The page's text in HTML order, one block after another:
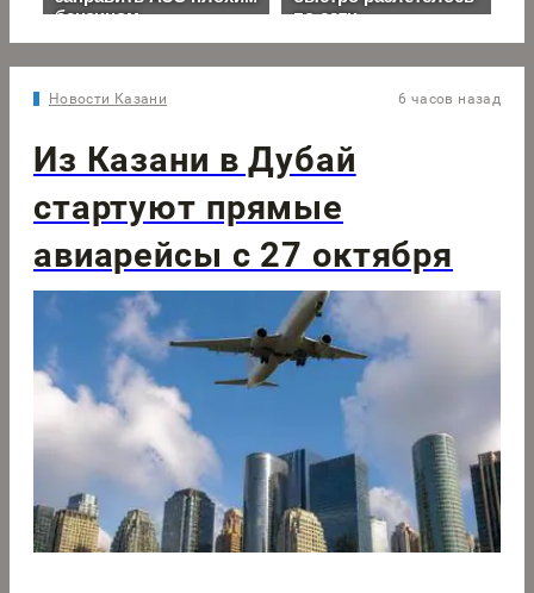
Новости Казани 6 часов назад
Из Казани в Дубай
стартуют прямые
авиарейсы с 27 октября